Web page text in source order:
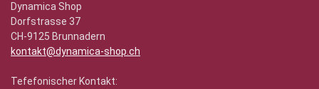
Dynamica Shop
Dorfstrasse 37
CH-9125 Brunnadern
kontakt@dynamica-shop.ch
Tefefonischer Kontakt: